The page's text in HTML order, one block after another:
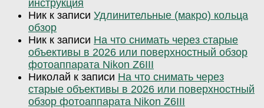
инструкция
Ник к записи Удлинительные (макро) кольца
обзор
Ник к записи На что снимать через старые
объективы в 2026 или поверхностный обзор
фотоаппарата Nikon Z6III
Николай к записи На что снимать через
старые объективы в 2026 или поверхностный
обзор фотоаппарата Nikon Z6III